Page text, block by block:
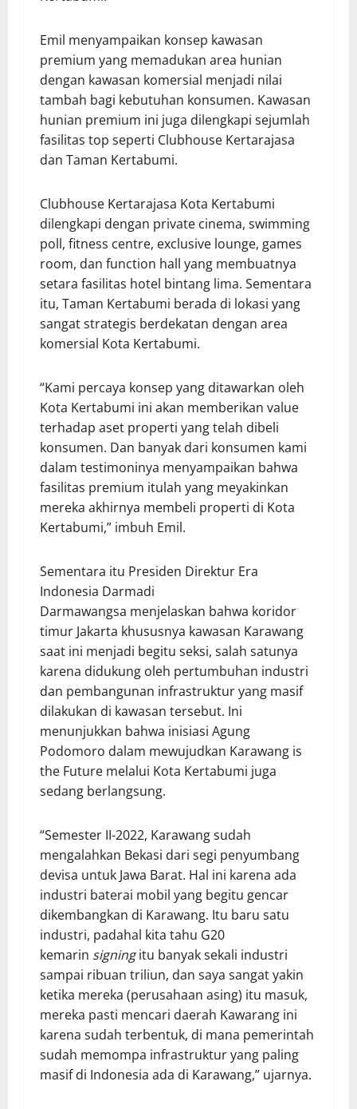
Emil menyampaikan konsep kawasan
premium yang memadukan area hunian
dengan kawasan komersial menjadi nilai
tambah bagi kebutuhan konsumen. Kawasan
hunian premium ini juga dilengkapi sejumlah
fasilitas top seperti Clubhouse Kertarajasa
dan Taman Kertabumi.
Clubhouse Kertarajasa Kota Kertabumi
dilengkapi dengan private cinema, swimming
poll, fitness centre, exclusive lounge, games
room, dan function hall yang membuatnya
setara fasilitas hotel bintang lima. Sementara
itu, Taman Kertabumi berada di lokasi yang
sangat strategis berdekatan dengan area
komersial Kota Kertabumi.
“Kami percaya konsep yang ditawarkan oleh
Kota Kertabumi ini akan memberikan value
terhadap aset properti yang telah dibeli
konsumen. Dan banyak dari konsumen kami
dalam testimoninya menyampaikan bahwa
fasilitas premium itulah yang meyakinkan
mereka akhirnya membeli properti di Kota
Kertabumi,” imbuh Emil.
Sementara itu Presiden Direktur Era
Indonesia Darmadi
Darmawangsa menjelaskan bahwa koridor
timur Jakarta khususnya kawasan Karawang
saat ini menjadi begitu seksi, salah satunya
karena didukung oleh pertumbuhan industri
dan pembangunan infrastruktur yang masif
dilakukan di kawasan tersebut. Ini
menunjukkan bahwa inisiasi Agung
Podomoro dalam mewujudkan Karawang is
the Future melalui Kota Kertabumi juga
sedang berlangsung.
“Semester II-2022, Karawang sudah
mengalahkan Bekasi dari segi penyumbang
devisa untuk Jawa Barat. Hal ini karena ada
industri baterai mobil yang begitu gencar
dikembangkan di Karawang. Itu baru satu
industri, padahal kita tahu G20
kemarin signingitu banyak sekali industri
sampai ribuan triliun, dan saya sangat yakin
ketika mereka (perusahaan asing) itu masuk,
mereka pasti mencari daerah Kawarang ini
karena sudah terbentuk, di mana pemerintah
sudah memompa infrastruktur yang paling
masif di Indonesia ada di Karawang,” ujarnya.